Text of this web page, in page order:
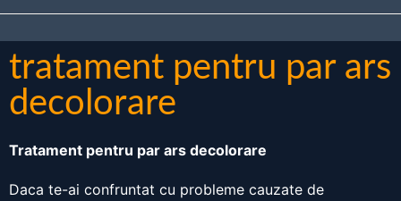
tratament pentru par ars
decolorare
Tratament pentru par ars decolorare
Daca te-ai confruntat cu probleme cauzate de